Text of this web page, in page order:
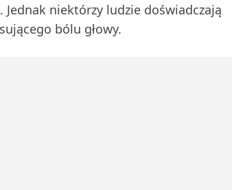
niektórzy ludzie doświadczają
bólu głowy.